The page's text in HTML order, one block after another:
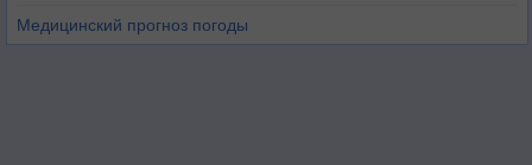
Медицинский прогноз погоды